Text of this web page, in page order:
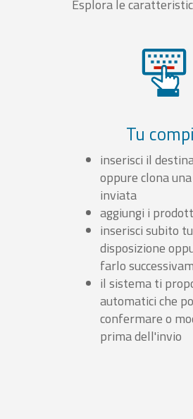
Esplora le
Tu
inserisci il
oppure clona
inviata
aggiungi i
inserisci subito
disposizione
farlo
il sistema ti
automatici che
confermare o
prima dell'invio